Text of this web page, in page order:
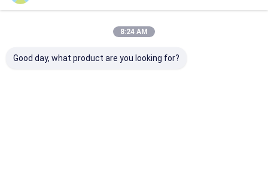
করুন
সাইট ম্যাপ
Privacy Policy
গুণCNC বাঁক অংশচীন কারখানা.Copyright © 2026 Shenzhen Antac
Technology Limited. All Rights Reserved.
8:24 AM
Good day, what product are you looking for?